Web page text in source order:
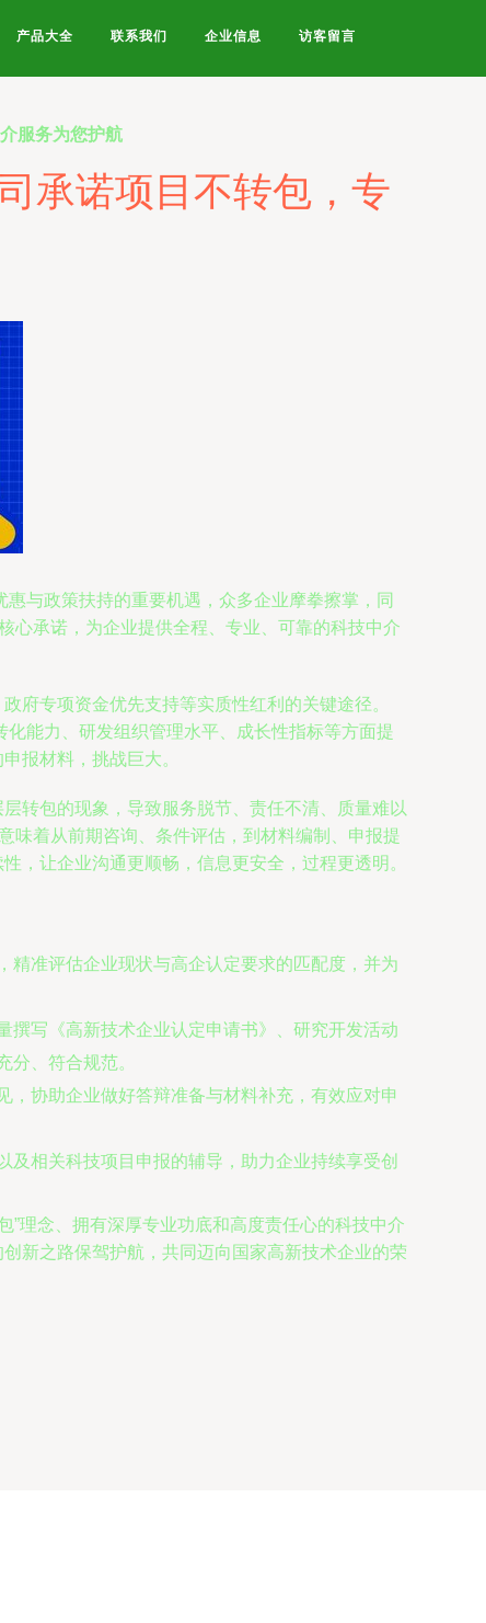
产品大全 联系我们 企业信息 访客留言
服务为您护航
承诺项目不转包，专
与政策扶持的重要机遇，众多企业摩拳擦掌，同
心承诺，为企业提供全程、专业、可靠的科技中介
府专项资金优先支持等实质性红利的关键途径。
能力、研发组织管理水平、成长性指标等方面提
报材料，挑战巨大。
转包的现象，导致服务脱节、责任不清、质量难以
味着从前期咨询、条件评估，到材料编制、申报提
，让企业沟通更顺畅，信息更安全，过程更透明。
精准评估企业现状与高企认定要求的匹配度，并为
撰写《高新技术企业认定申请书》、研究开发活动
、符合规范。
，协助企业做好答辩准备与材料补充，有效应对申
及相关科技项目申报的辅导，助力企业持续享受创
理念、拥有深厚专业功底和高度责任心的科技中介
新之路保驾护航，共同迈向国家高新技术企业的荣